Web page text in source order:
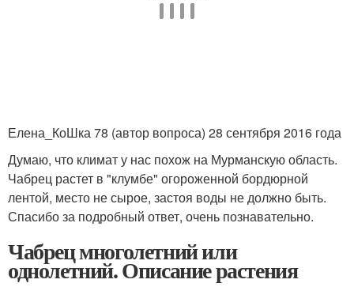
Елена_КоШка 78 (автор вопроса) 28 сентября 2016 года
Думаю, что климат у нас похож на Мурманскую область.
Чабрец растет в "клумбе" огороженной бордюрной
лентой, место не сырое, застоя воды не должно быть.
Спасибо за подробный ответ, очень познавательно.
Чабрец многолетний или
однолетний. Описание растения